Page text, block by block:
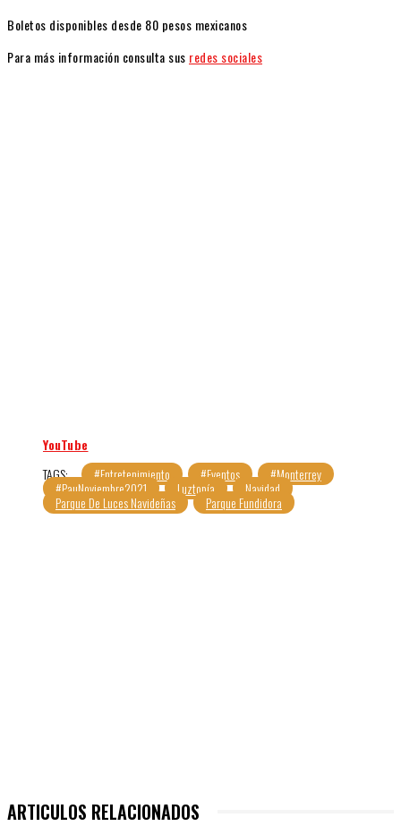
Boletos disponibles desde 80 pesos mexicanos
Para más información consulta sus redes sociales
YouTube
TAGS:
#Entretenimiento #Eventos #Monterrey
#PauNoviembre2021 Luztopía Navidad
Parque De Luces Navideñas Parque Fundidora
ARTICULOS RELACIONADOS